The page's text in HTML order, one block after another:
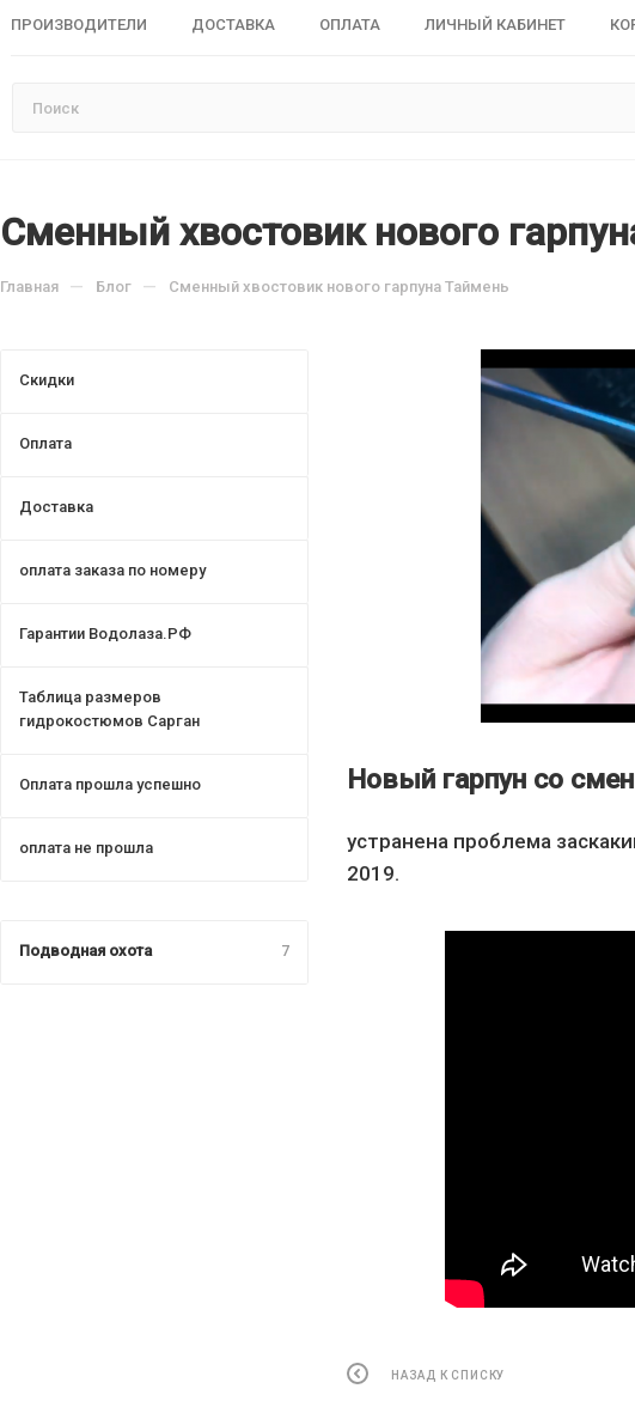
ПРОИЗВОДИТЕЛИ ДОСТАВКА ОПЛАТА ЛИЧНЫЙ КАБИНЕТ
Сменный хвостовик нового
Главная — Блог — Сменный хвостовик нового гарпуна Таймень
Новый гарпун со
устранена проблема
2019.
НАЗАД К СПИСКУ
Скидки
Оплата
Доставка
оплата заказа по номеру
Гарантии Водолаза.РФ
Таблица размеров
гидрокостюмов Сарган
Оплата прошла успешно
оплата не прошла
Подводная охота 7